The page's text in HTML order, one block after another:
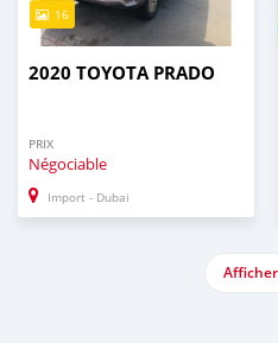
16
2020 TOYOTA PRADO
PRIX
Négociable
Import - Dubai